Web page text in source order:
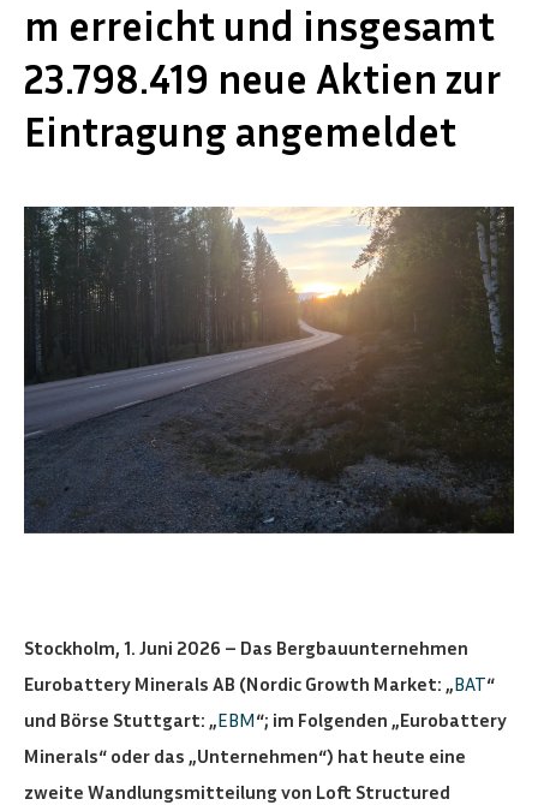
m erreicht und insgesamt
23.798.419 neue Aktien zur
Eintragung angemeldet
Stockholm, 1. Juni 2026 – Das Bergbauunternehmen
Eurobattery Minerals AB (Nordic Growth Market: „BAT“
und Börse Stuttgart: „EBM“; im Folgenden „Eurobattery
Minerals“ oder das „Unternehmen“) hat heute eine
zweite Wandlungsmitteilung von Loft Structured